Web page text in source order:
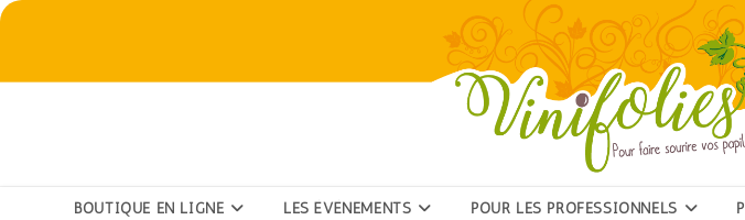
BOUTIQUE EN LIGNE LES ÉVÉNEMENTS POUR LES PROFESSIONNELS